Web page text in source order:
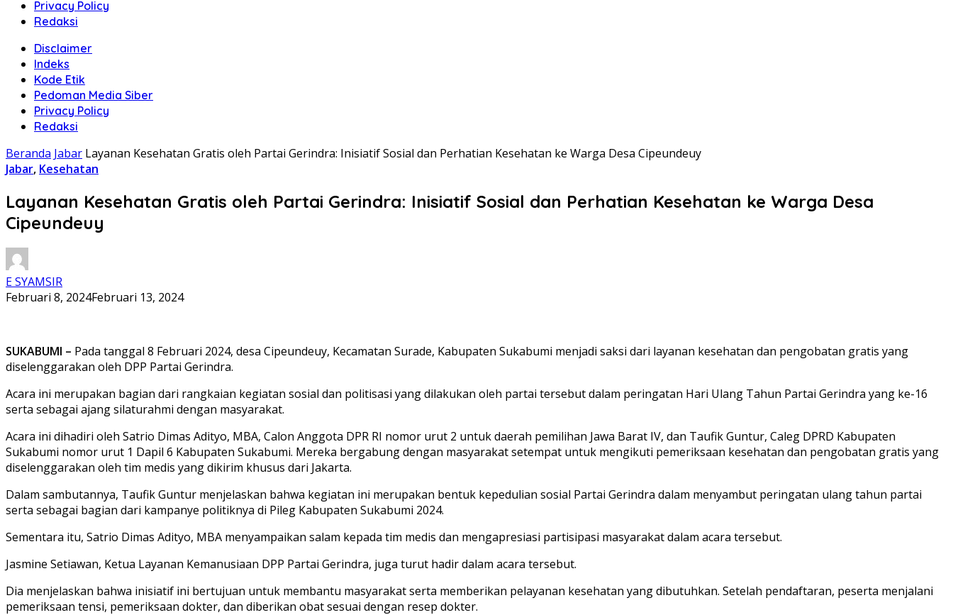
Privacy Policy
Redaksi
Disclaimer
Indeks
Kode Etik
Pedoman Media Siber
Privacy Policy
Redaksi
Beranda Jabar Layanan Kesehatan Gratis oleh Partai Gerindra: Inisiatif Sosial dan Perhatian Kesehatan ke Warga Desa Cipeundeuy
Jabar, Kesehatan
Layanan Kesehatan Gratis oleh Partai Gerindra: Inisiatif Sosial dan Perhatian Kesehatan ke Warga Desa
Cipeundeuy
E SYAMSIR
Februari 8, 2024Februari 13, 2024
SUKABUMI – Pada tanggal 8 Februari 2024, desa Cipeundeuy, Kecamatan Surade, Kabupaten Sukabumi menjadi saksi dari layanan kesehatan dan pengobatan gratis yang
diselenggarakan oleh DPP Partai Gerindra.
Acara ini merupakan bagian dari rangkaian kegiatan sosial dan politisasi yang dilakukan oleh partai tersebut dalam peringatan Hari Ulang Tahun Partai Gerindra yang ke-16
serta sebagai ajang silaturahmi dengan masyarakat.
Acara ini dihadiri oleh Satrio Dimas Adityo, MBA, Calon Anggota DPR RI nomor urut 2 untuk daerah pemilihan Jawa Barat IV, dan Taufik Guntur, Caleg DPRD Kabupaten
Sukabumi nomor urut 1 Dapil 6 Kabupaten Sukabumi. Mereka bergabung dengan masyarakat setempat untuk mengikuti pemeriksaan kesehatan dan pengobatan gratis yang
diselenggarakan oleh tim medis yang dikirim khusus dari Jakarta.
Dalam sambutannya, Taufik Guntur menjelaskan bahwa kegiatan ini merupakan bentuk kepedulian sosial Partai Gerindra dalam menyambut peringatan ulang tahun partai
serta sebagai bagian dari kampanye politiknya di Pileg Kabupaten Sukabumi 2024.
Sementara itu, Satrio Dimas Adityo, MBA menyampaikan salam kepada tim medis dan mengapresiasi partisipasi masyarakat dalam acara tersebut.
Jasmine Setiawan, Ketua Layanan Kemanusiaan DPP Partai Gerindra, juga turut hadir dalam acara tersebut.
Dia menjelaskan bahwa inisiatif ini bertujuan untuk membantu masyarakat serta memberikan pelayanan kesehatan yang dibutuhkan. Setelah pendaftaran, peserta menjalani
pemeriksaan tensi, pemeriksaan dokter, dan diberikan obat sesuai dengan resep dokter.